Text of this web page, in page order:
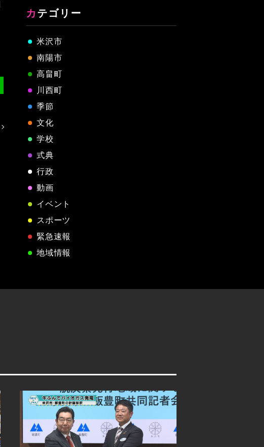
カテゴリー
米沢市
南陽市
高畠町
川西町
季節
文化
学校
式典
行政
動画
イベント
スポーツ
緊急速報
地域情報